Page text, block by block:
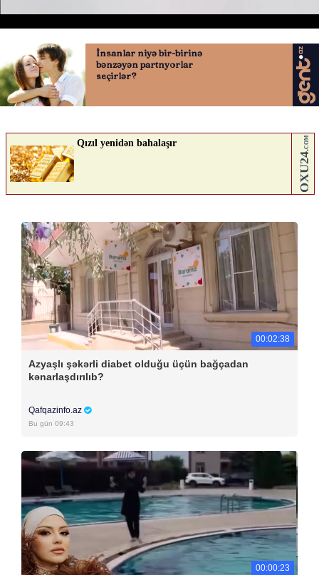
00:02:38
Azyaşlı şəkərli diabet olduğu üçün bağçadan
kənarlaşdırılıb?
Qafqazinfo.az
Bu gün 09:43
00:00:23